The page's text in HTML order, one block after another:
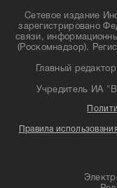
Сетевое издание
зарегистрировано
связи,
(Роскомнадзор).
Главный
Учредитель ИА
Правила